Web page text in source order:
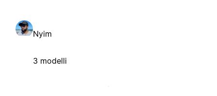
Nyim
3 modelli